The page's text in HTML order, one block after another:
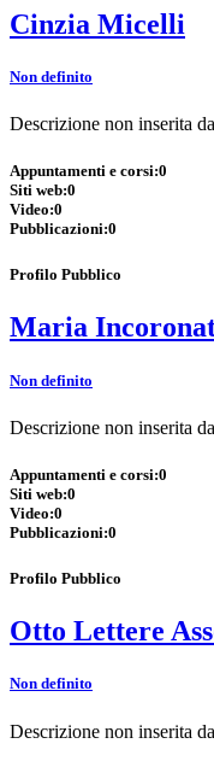
Cinzia Micelli
Non definito
Descrizione non inserita
Appuntamenti e corsi:0
Siti web:0
Video:0
Pubblicazioni:0
Profilo Pubblico
Maria
Non definito
Descrizione non inserita
Appuntamenti e corsi:0
Siti web:0
Video:0
Pubblicazioni:0
Profilo Pubblico
Otto Lettere
Non definito
Descrizione non inserita